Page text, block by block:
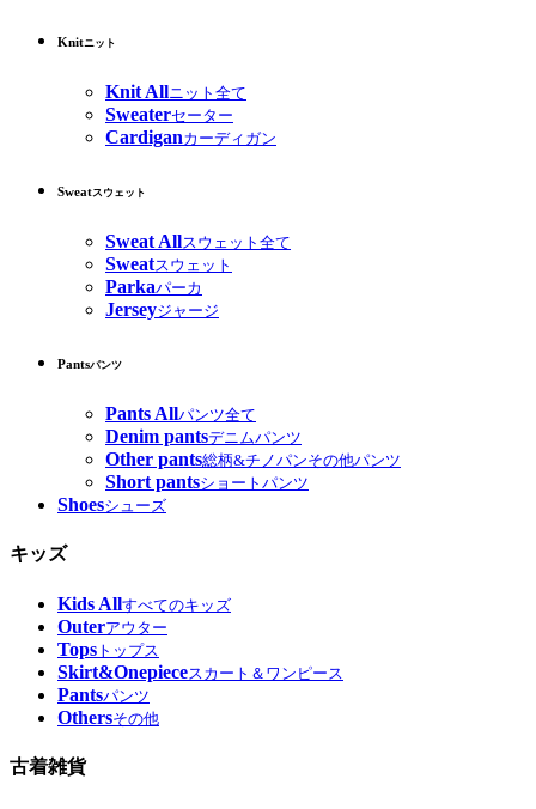
Knitニット
Knit Allニット全て
Sweaterセーター
Cardiganカーディガン
Sweatスウェット
Sweat Allスウェット全て
Sweatスウェット
Parkaパーカ
Jerseyジャージ
Pantsパンツ
Pants Allパンツ全て
Denim pantsデニムパンツ
Other pants総柄&チノパンその他パンツ
Short pantsショートパンツ
Shoesシューズ
キッズ
Kids Allすべてのキッズ
Outerアウター
Tops トップス
Skirt&Onepieceスカート＆ワンピース
Pantsパンツ
Othersその他
古着雑貨